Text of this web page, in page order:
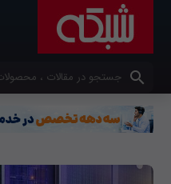
کلمات کلیدی خود را وارد کنید